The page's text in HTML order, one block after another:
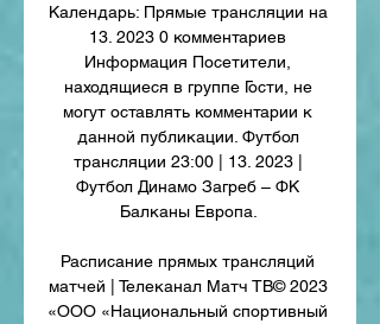
Календарь: Прямые трансляции на
13. 2023 0 комментариев
Информация Посетители,
находящиеся в группе Гости, не
могут оставлять комментарии к
данной публикации. Футбол
трансляции 23:00 | 13. 2023 |
Футбол Динамо Загреб – ФК
Балканы Европа.
Расписание прямых трансляций
матчей | Телеканал Матч ТВ© 2023
«ООО «Национальный спортивный